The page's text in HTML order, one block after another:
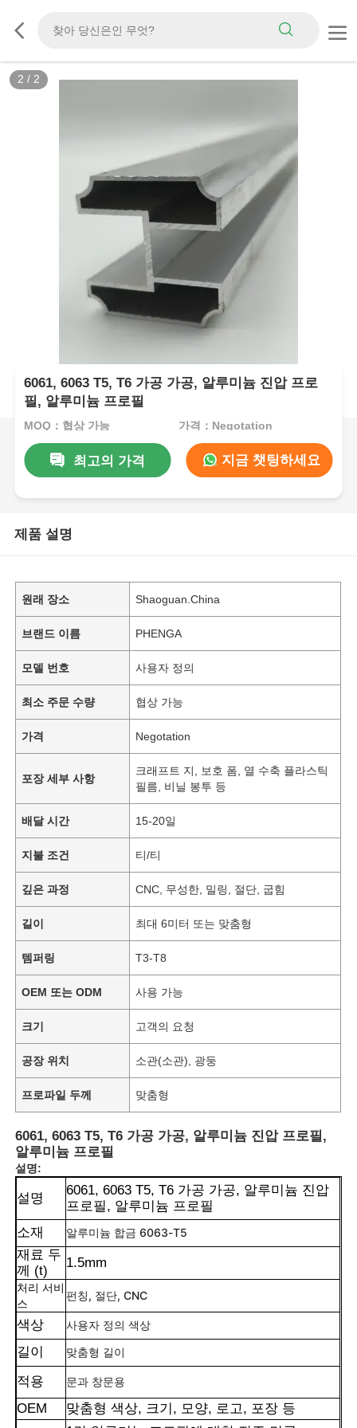
2 / 2
6061, 6063 T5, T6 가공 가공, 알루미늄 진압 프로
필, 알루미늄 프로필
MOQ：협상 가능 가격：Negotation
최고의 가격 지금 챗팅하세요
제품 설명
원래 장소 Shaoguan.China
브랜드 이름 PHENGA
모델 번호 사용자 정의
최소 주문 수량 협상 가능
가격 Negotation
포장 세부 사항
크래프트 지, 보호 폼, 열 수축 플라스틱
필름, 비닐 봉투 등
배달 시간 15-20일
지불 조건 티/티
깊은 과정 CNC, 무성한, 밀링, 절단, 굽힘
길이 최대 6미터 또는 맞춤형
템퍼링 T3-T8
OEM 또는 ODM 사용 가능
크기 고객의 요청
공장 위치 소관(소관), 광둥
프로파일 두께 맞춤형
6061, 6063 T5, T6 가공 가공, 알루미늄 진압 프로필,
알루미늄 프로필
설명:
설명
6061, 6063 T5, T6 가공 가공, 알루미늄 진압
프로필, 알루미늄 프로필
소재
알루미늄 합금 6063-T5
재료 두
께 (t)
1.5mm
처리 서비
스
펀칭, 절단, CNC
색상 사용자 정의 색상
길이 맞춤형 길이
적용 문과 창문용
OEM
맞춤형 색상, 크기, 모양, 로고, 포장 등